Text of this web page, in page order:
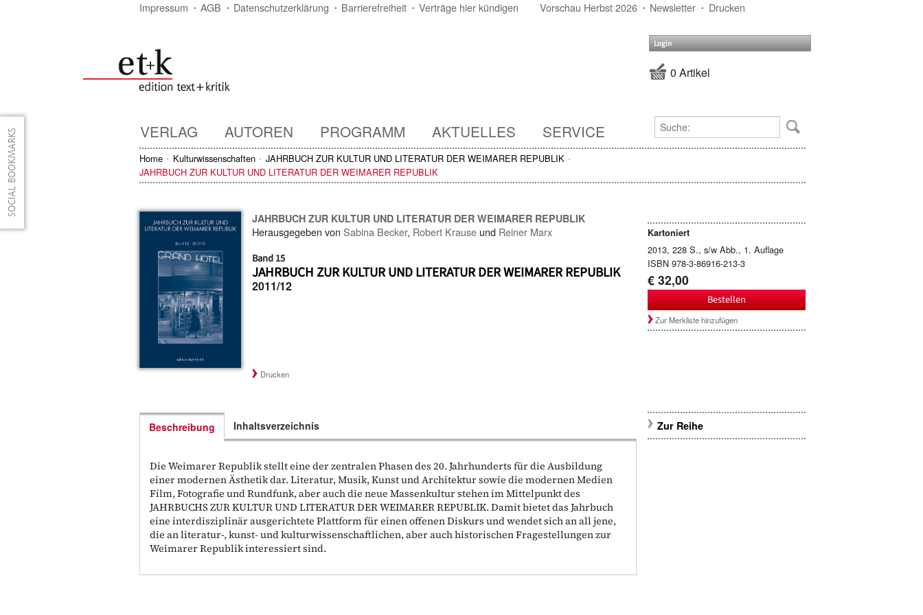
Impressum AGB Datenschutzerklärung Barrierefreiheit Verträge hier kündigen Vorschau Herbst 2026 Newsletter Drucken
Login
0 Artikel
VERLAG AUTOREN PROGRAMM AKTUELLES SERVICE
Home Kulturwissenschaften
JAHRBUCH ZUR KULTUR UND LITERATUR DER WEIMARER REPUBLIK
JAHRBUCH ZUR KULTUR UND LITERATUR DER WEIMARER REPUBLIK
JAHRBUCH ZUR KULTUR UND LITERATUR DER WEIMARER REPUBLIK
Herausgegeben vonSabina Becker, Robert Krause und Reiner Marx
Band 15
JAHRBUCH ZUR KULTUR UND LITERATUR DER WEIMARER REPUBLIK
2011/12
Kartoniert
2013, 228 S., s/w Abb., 1. Auflage
ISBN 978-3-86916-213-3
€ 32,00
Bestellen
Zur Merkliste hinzufügen
Drucken
Beschreibung
Die Weimarer Republik stellt eine der zentralen Phasen des 20. Jahrhunderts für die Ausbildung
einer modernen Ästhetik dar. Literatur, Musik, Kunst und Architektur sowie die modernen Medien
Film, Fotografie und Rundfunk, aber auch die neue Massenkultur stehen im Mittelpunkt des
JAHRBUCHS ZUR KULTUR UND LITERATUR DER WEIMARER REPUBLIK. Damit bietet das Jahrbuch
eine interdisziplinär ausgerichtete Plattform für einen offenen Diskurs und wendet sich an all jene,
die an literatur-, kunst- und kulturwissenschaftlichen, aber auch historischen Fragestellungen zur
Weimarer Republik interessiert sind.
Inhaltsverzeichnis Zur Reihe